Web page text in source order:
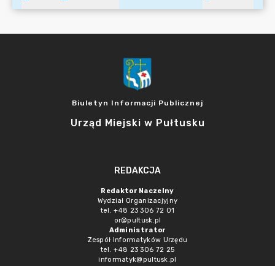
Biuletyn Informacji Publicznej
Urząd Miejski w Pułtusku
REDAKCJA
Redaktor Naczelny
Wydział Organizacjyjny
tel. +48 23 306 72 01
or@pultusk.pl
Administrator
Zespół Informatyków Urzędu
tel. +48 23 306 72 25
informatyk@pultusk.pl